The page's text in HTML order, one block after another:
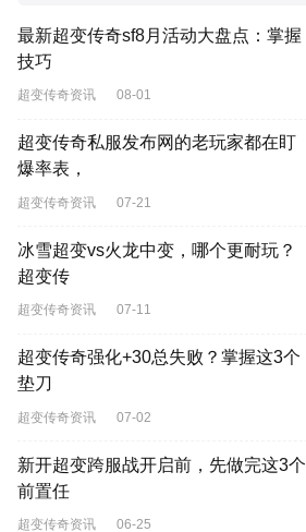
最新超变传奇sf8月活动大盘点：掌握
技巧
超变传奇资讯 08-01
超变传奇私服发布网的老玩家都在盯
爆率表，
超变传奇资讯 07-21
冰雪超变vs火龙中变，哪个更耐玩？
超变传
超变传奇资讯 07-11
超变传奇强化+30总失败？掌握这3个
垫刀
超变传奇资讯 07-02
新开超变跨服战开启前，先做完这3个
前置任
超变传奇资讯 06-25